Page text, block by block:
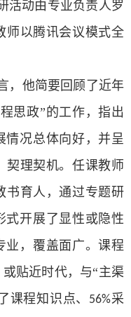
活动由专业负责人罗
师以腾讯会议模式全
，他简要回顾了近年
思政”的工作，指出
情况总体向好，并呈
契理契机。任课教师
书育人，通过专题研
式开展了显性或隐性
业，覆盖面广。课程
贴近时代，与“主渠
课程知识点、 56%采